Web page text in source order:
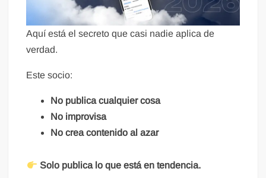
Aquí está el secreto que casi nadie aplica de
verdad.
Este socio:
No publica cualquier cosa
No improvisa
No crea contenido al azar
Solo publica lo que está en tendencia.